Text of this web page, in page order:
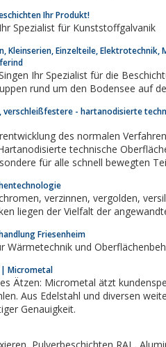
Ihr Produkt!
Spezialist für Kunststoffgalvanik
Kleinserien, Einzelteile, Elektrotechnik,
Ihr Spezialist für die
rund um den Bodensee auf
- hartanodisierte
des normalen Verfahrens mit
technische
insbesondere für alle schnell bewegten
Stärken liegen der Vielfalt der
Friesenheim
Wärmetechnik und
| Micrometal
ätzt kundenspezifische, komplexe
Aus Edelstahl und diversen
Genauigkeit.